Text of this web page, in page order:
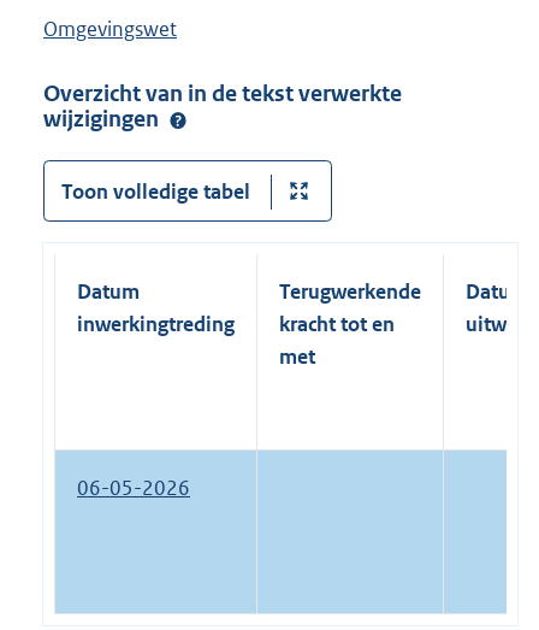
Omgevingswet
Overzicht van in de tekst verwerkte
wijzigingen
Toon volledige tabel
Datum
inwerkingtreding
Terugwerkende
kracht tot en
met
Datum
06-05-2026